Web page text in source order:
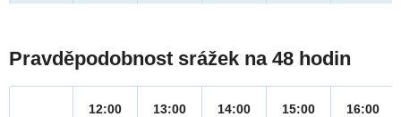
Pravděpodobnost srážek na 48 hodin
12:00
13:00
14:00
15:00
16:00